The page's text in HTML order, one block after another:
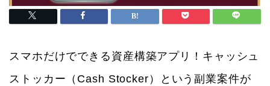
スマホだけでできる資産構築アプリ！キャッシュ
ストッカー（Cash Stocker）という副業案件が